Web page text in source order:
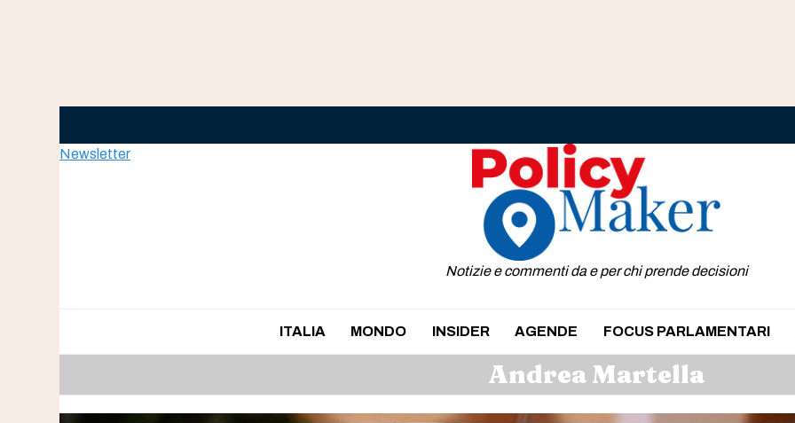
Newsletter
Notizie e commenti da e per chi prende decisioni
ITALIA MONDO INSIDER AGENDE FOCUS PARLAMENTARI
Andrea Martella